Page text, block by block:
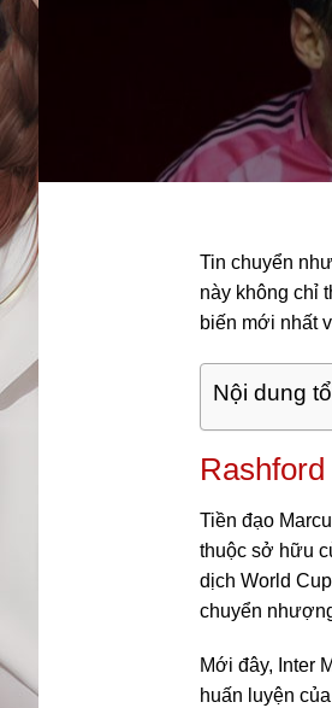
Tin chuyển
này không chỉ
biến mới nhất
Nội dung
Tiền đạo
thuộc sở hữu
dịch World
chuyển
Mới đây, Inter
huấn luyện